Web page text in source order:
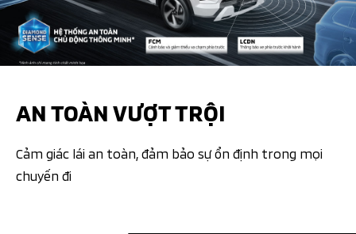
AN TOÀN VƯỢT TRỘI
Cảm giác lái an toàn, đảm bảo sự ổn định trong mọi
chuyến đi